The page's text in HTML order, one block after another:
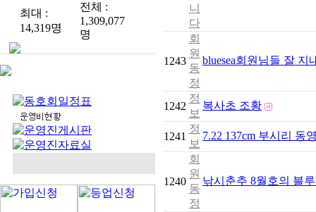
최대 :
14,319명
전체 :
1,309,077
명
니
다
1243
회
원
동
정
bluesea회원님들 잘 지
1242
정
보
복사초 조황
1241
정
보
7.22 137cm 부시리 동
1240
회
원
동
정
낚시춘추 8월호의 블